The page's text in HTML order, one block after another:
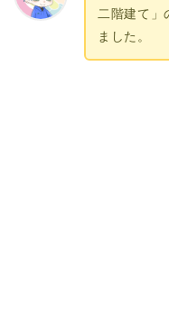
二階建て」
ました。